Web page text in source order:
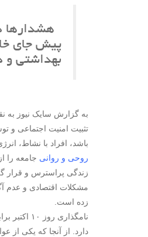
هشدارها
پیش جای
بهداشتی و
به گزارش سایک نیوز به
تثبیت امنیت اجتماعی و
باشد، افراد با نشاط،
روحی و روانی جامعه را
زندگی پراسترس و قرار
مشکلات اقتصادی و عدم
زده است.
دارد. از آنجا که یکی